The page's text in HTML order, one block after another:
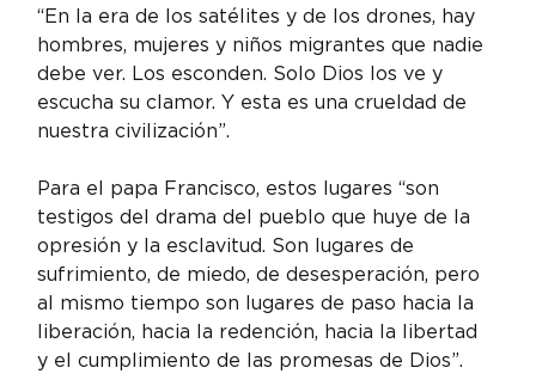
“En la era de los satélites y de los drones, hay
hombres, mujeres y niños migrantes que nadie
debe ver. Los esconden. Solo Dios los ve y
escucha su clamor. Y esta es una crueldad de
nuestra civilización”.
Para el papa Francisco, estos lugares “son
testigos del drama del pueblo que huye de la
opresión y la esclavitud. Son lugares de
sufrimiento, de miedo, de desesperación, pero
al mismo tiempo son lugares de paso hacia la
liberación, hacia la redención, hacia la libertad
y el cumplimiento de las promesas de Dios”.